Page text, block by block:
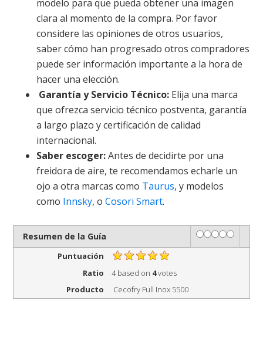
modelo para que pueda obtener una imagen
clara al momento de la compra. Por favor
considere las opiniones de otros usuarios,
saber cómo han progresado otros compradores
puede ser información importante a la hora de
hacer una elección.
Garantía y Servicio Técnico: Elija una marca
que ofrezca servicio técnico postventa, garantía
a largo plazo y certificación de calidad
internacional.
Saber escoger:Antes de decidirte por una
freidora de aire, te recomendamos echarle un
ojo a otra marcas como Taurus, y modelos
como Innsky, oCosori Smart.
Resumen de la Guía Rating
1 star
2 stars
3 stars
4 stars
5 stars
Puntuación
Ratio
4based on 4votes
Producto
Cecofry Full Inox 5500